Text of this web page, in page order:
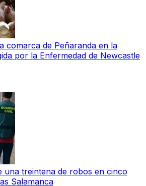
comarca de Peñaranda en la
por la Enfermedad de Newcastle
una treintena de robos en cinco
Salamanca